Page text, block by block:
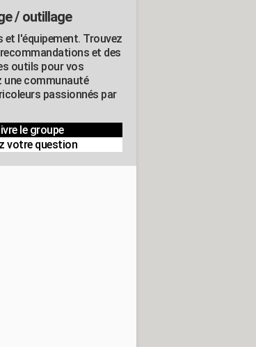
/ outillage
l'équipement. Trouvez
et des
outils pour vos
une communauté
passionnés par
le groupe
votre question